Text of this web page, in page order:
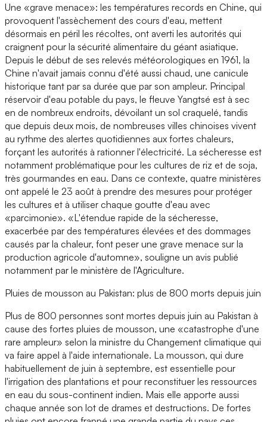
Une «grave menace»: les températures records en Chine, qui
provoquent l'assèchement des cours d'eau, mettent
désormais en péril les récoltes, ont averti les autorités qui
craignent pour la sécurité alimentaire du géant asiatique.
Depuis le début de ses relevés météorologiques en 1961, la
Chine n'avait jamais connu d'été aussi chaud, une canicule
historique tant par sa durée que par son ampleur. Principal
réservoir d'eau potable du pays, le fleuve Yangtsé est à sec
en de nombreux endroits, dévoilant un sol craquelé, tandis
que depuis deux mois, de nombreuses villes chinoises vivent
au rythme des alertes quotidiennes aux fortes chaleurs,
forçant les autorités à rationner l'électricité. La sécheresse est
notamment problématique pour les cultures de riz et de soja,
très gourmandes en eau. Dans ce contexte, quatre ministères
ont appelé le 23 août à prendre des mesures pour protéger
les cultures et à utiliser chaque goutte d'eau avec
«parcimonie». «L'étendue rapide de la sécheresse,
exacerbée par des températures élevées et des dommages
causés par la chaleur, font peser une grave menace sur la
production agricole d'automne», souligne un avis publié
notamment par le ministère de l'Agriculture.
Pluies de mousson au Pakistan: plus de 800 morts depuis juin
Plus de 800 personnes sont mortes depuis juin au Pakistan à
cause des fortes pluies de mousson, une «catastrophe d'une
rare ampleur» selon la ministre du Changement climatique qui
va faire appel à l'aide internationale. La mousson, qui dure
habituellement de juin à septembre, est essentielle pour
l'irrigation des plantations et pour reconstituer les ressources
en eau du sous-continent indien. Mais elle apporte aussi
chaque année son lot de drames et destructions. De fortes